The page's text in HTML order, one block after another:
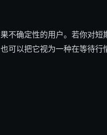
不确定性的用户。若你对短
可以把它视为一种在等待行